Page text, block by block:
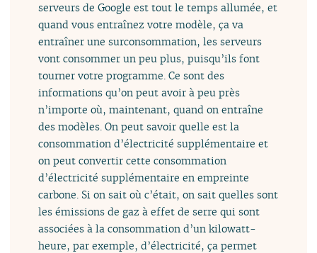
serveurs de Google est tout le temps allumée, et
quand vous entraînez votre modèle, ça va
entraîner une surconsommation, les serveurs
vont consommer un peu plus, puisqu’ils font
tourner votre programme. Ce sont des
informations qu’on peut avoir à peu près
n’importe où, maintenant, quand on entraîne
des modèles. On peut savoir quelle est la
consommation d’électricité supplémentaire et
on peut convertir cette consommation
d’électricité supplémentaire en empreinte
carbone. Si on sait où c’était, on sait quelles sont
les émissions de gaz à effet de serre qui sont
associées à la consommation d’un kilowatt-
heure, par exemple, d’électricité, ça permet